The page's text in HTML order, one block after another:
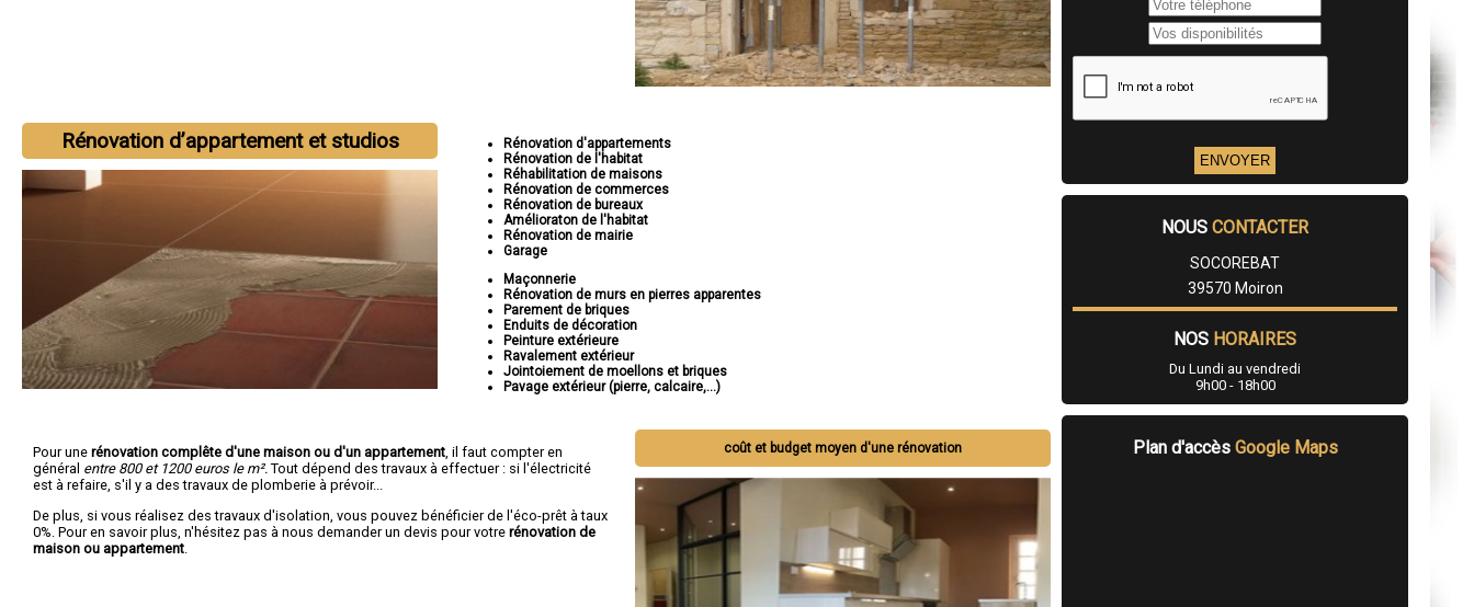
Rénovation d’appartement et studios
Rénovation d'appartements
Rénovation de l'habitat
Réhabilitation de maisons
Rénovation de commerces
Rénovation de bureaux
Amélioraton de l'habitat
Rénovation de mairie
Garage
Maçonnerie
Rénovation de murs en pierres apparentes
Parement de briques
Enduits de décoration
Peinture extérieure
Ravalement extérieur
Jointoiement de moellons et briques
Pavage extérieur (pierre, calcaire,...)
coût et budget moyen d'une rénovation
Pour une rénovation complête d'une maison ou d'un appartement , il faut compter en
général entre 800 et 1200 euros le m². Tout dépend des travaux à effectuer : si l'électricité
est à refaire, s'il y a des travaux de plomberie à prévoir...
De plus, si vous réalisez des travaux d'isolation, vous pouvez bénéficier de l'éco-prêt à taux
0%. Pour en savoir plus, n'hésitez pas à nous demander un devis pour votre rénovation de
maison ou appartement
NOUS CONTACTER
SOCOREBAT
39570 Moiron
NOS HORAIRES
Du Lundi au vendredi
9h00 - 18h00
Plan d'accès Google Maps